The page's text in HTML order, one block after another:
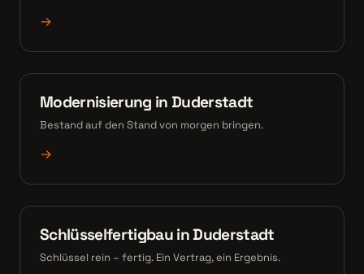
→
Modernisierung in Duderstadt
Bestand auf den Stand von morgen bringen.
→
Schlüsselfertigbau in Duderstadt
Schlüssel rein – fertig. Ein Vertrag, ein Ergebnis.